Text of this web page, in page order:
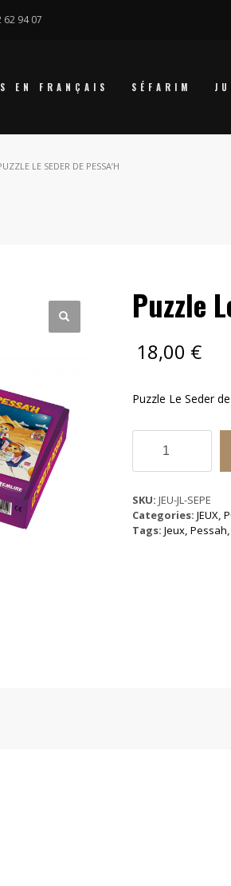
62 94 07
EN FRANÇAIS SÉFARIM
LE SEDER DE PESSA’H
Puzzle
18,00 €
Puzzle Le Seder de
Puzzle
Seder
Pessa'h
quantity
SKU: JEU-JL-SEPE
Categories: JEUX,
Tags: Jeux, Pessah,